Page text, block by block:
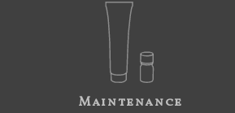
Maintenance